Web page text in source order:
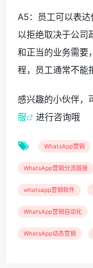
A5：员工可以表
以拒绝取决于公司
和正当的业务需要
程，员工通常不能
感兴趣的小伙伴，
服
进行咨询哦
WhatsApp营销
WhatsApp营销分流链接
whatsapp营销软件
WhatsApp营销自动化
WhatsApp动态营销